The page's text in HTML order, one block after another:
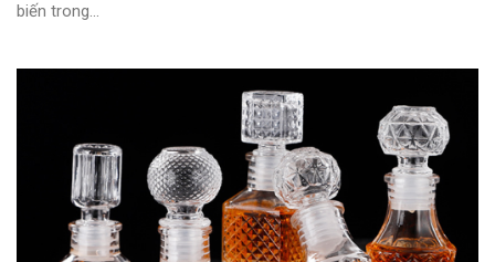
biến trong...